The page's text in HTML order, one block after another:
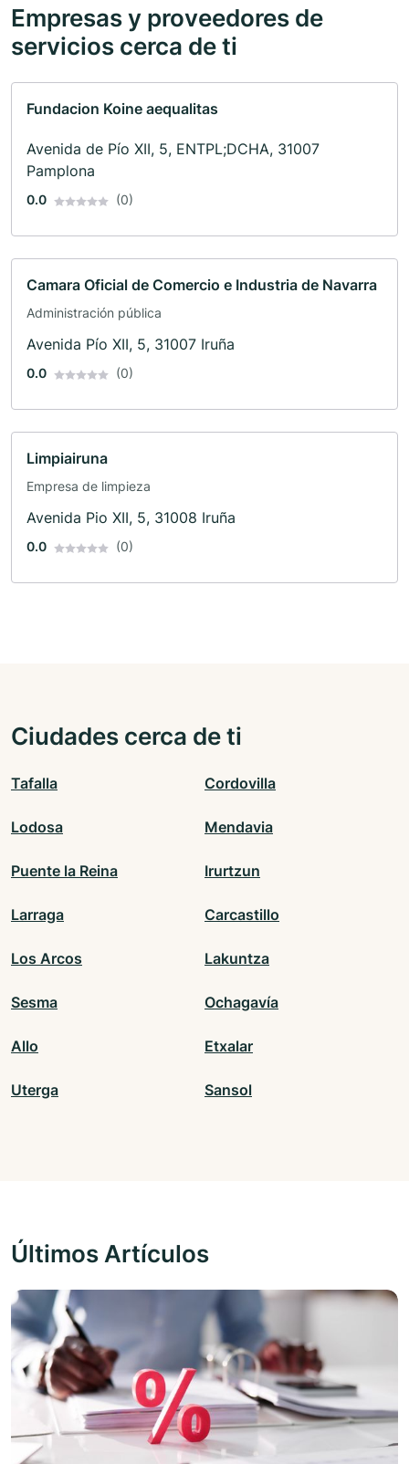
Empresas y proveedores de
servicios cerca de ti
Fundacion Koine aequalitas
Avenida de Pío XII, 5, ENTPL;DCHA, 31007
Pamplona
0.0 (0)
Camara Oficial de Comercio e Industria de Navarra
Administración pública
Avenida Pío XII, 5, 31007 Iruña
0.0 (0)
Limpiairuna
Empresa de limpieza
Avenida Pio XII, 5, 31008 Iruña
0.0 (0)
Ciudades cerca de ti
Tafalla Cordovilla
Lodosa Mendavia
Puente la Reina Irurtzun
Larraga Carcastillo
Los Arcos Lakuntza
Sesma Ochagavía
Allo Etxalar
Uterga Sansol
Últimos Artículos